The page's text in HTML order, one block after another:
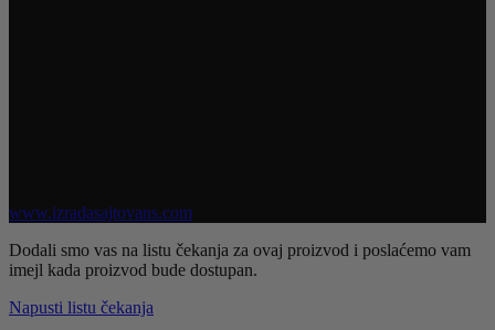
www.izradasajtovans.com
Dodali smo vas na listu čekanja za ovaj proizvod i poslaćemo vam
imejl kada proizvod bude dostupan.
Napusti listu čekanja